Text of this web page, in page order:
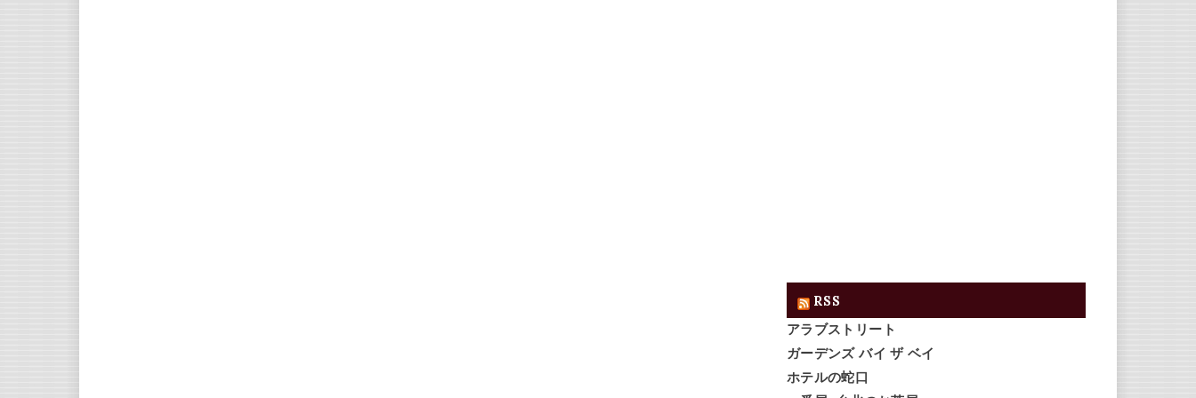
RSS
アラブストリート
ガーデンズ バイ ザ ベイ
ホテルの蛇口